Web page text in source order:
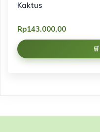
Kaktus
Rp143.000,00